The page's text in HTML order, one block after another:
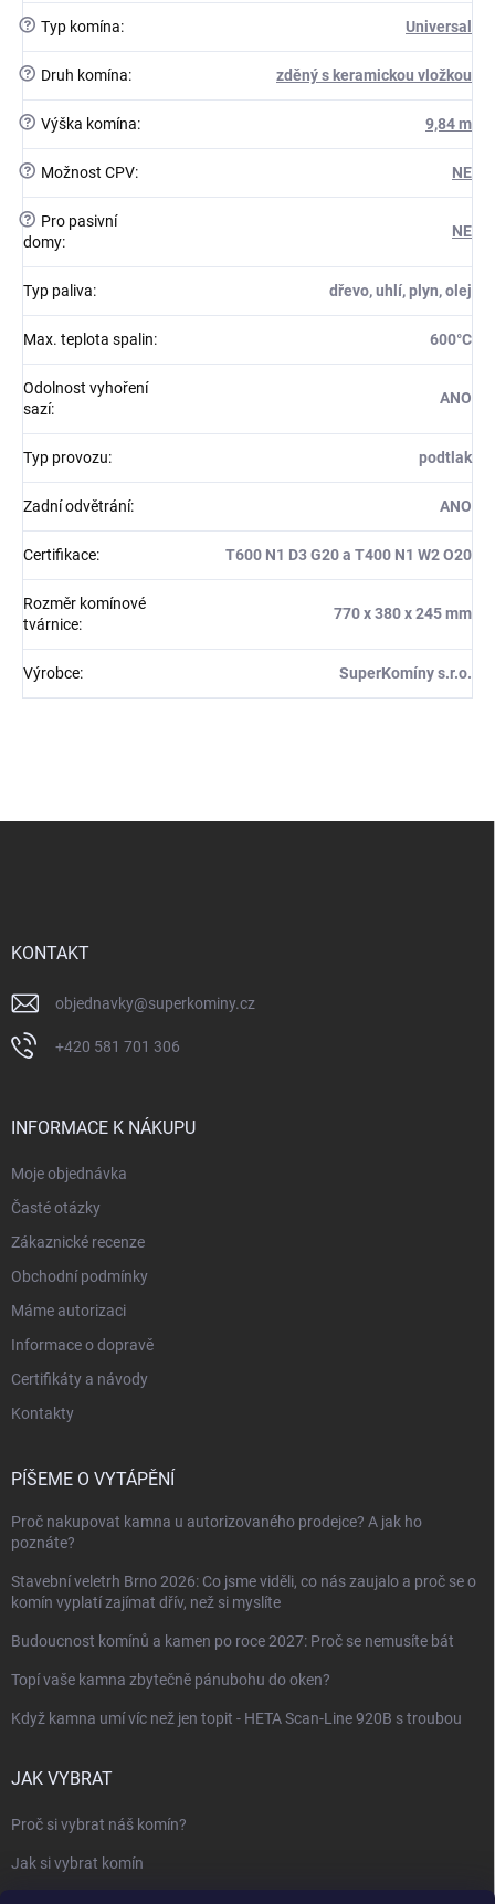
? Typ komína: Universal
? Druh komína: zděný s keramickou vložkou
? Výška komína: 9,84 m
? Možnost CPV: NE
?
Pro pasivní
domy:
NE
Typ paliva: dřevo, uhlí, plyn, olej
Max. teplota spalin: 600°C
Odolnost vyhoření
sazí:
ANO
Typ provozu: podtlak
Zadní odvětrání: ANO
Certifikace: T600 N1 D3 G20 a T400 N1 W2 O20
Rozměr komínové
tvárnice:
770 x 380 x 245 mm
Výrobce: SuperKomíny s.r.o.
KONTAKT
objednavky@superkominy.cz
+420 581 701 306
INFORMACE K NÁKUPU
Moje objednávka
Časté otázky
Zákaznické recenze
Obchodní podmínky
Máme autorizaci
Informace o dopravě
Certifikáty a návody
Kontakty
PÍŠEME O VYTÁPĚNÍ
Proč nakupovat kamna u autorizovaného prodejce? A jak ho
poznáte?
Stavební veletrh Brno 2026: Co jsme viděli, co nás zaujalo a proč se o
komín vyplatí zajímat dřív, než si myslíte
Budoucnost komínů a kamen po roce 2027: Proč se nemusíte bát
Topí vaše kamna zbytečně pánubohu do oken?
Když kamna umí víc než jen topit - HETA Scan-Line 920B s troubou
JAK VYBRAT
Proč si vybrat náš komín?
Jak si vybrat komín